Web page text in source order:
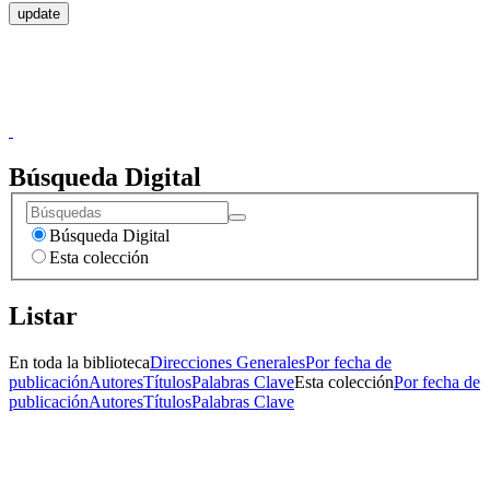
update
Búsqueda Digital
Búsqueda Digital
Esta colección
Listar
En toda la bibliotecaDirecciones GeneralesPor fecha de
publicaciónAutoresTítulosPalabras ClaveEsta colecciónPor fecha de
publicaciónAutoresTítulosPalabras Clave